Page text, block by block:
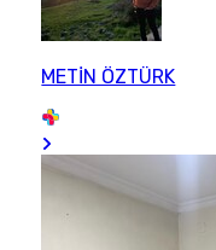
METİN ÖZTÜRK